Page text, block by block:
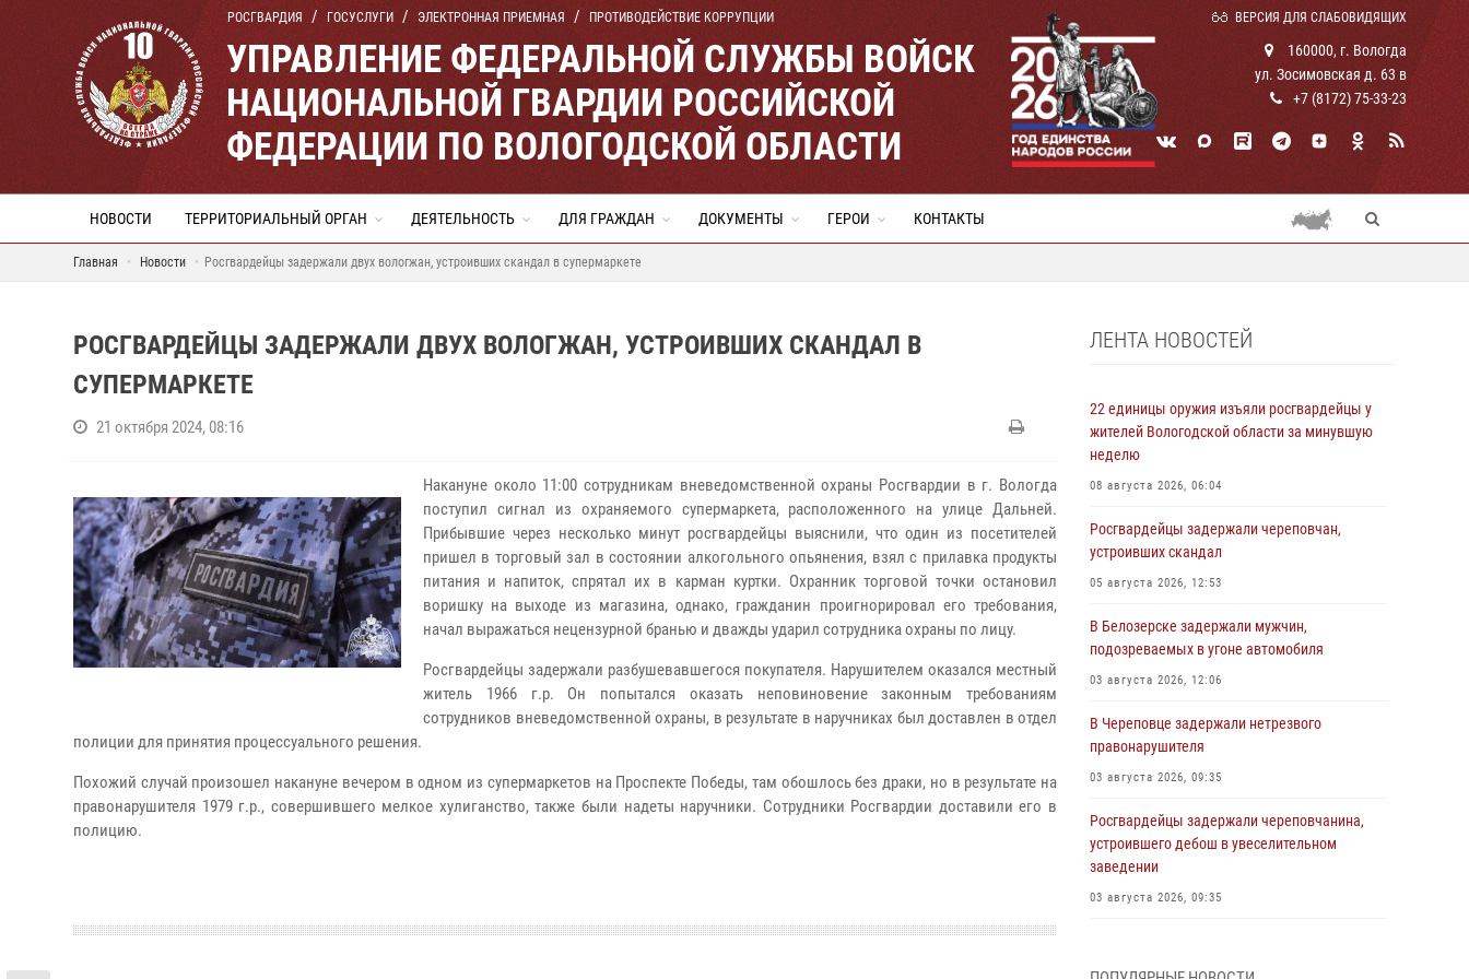
РОСГВАРДИЯ ГОСУСЛУГИ ЭЛЕКТРОННАЯ ПРИЕМНАЯ ПРОТИВОДЕЙСТВИЕ КОРРУПЦИИ ВЕРСИЯ ДЛЯ СЛАБОВИДЯЩИХ
УПРАВЛЕНИЕ ФЕДЕРАЛЬНОЙ СЛУЖБЫ ВОЙСК
НАЦИОНАЛЬНОЙ ГВАРДИИ РОССИЙСКОЙ
ФЕДЕРАЦИИ ПО ВОЛОГОДСКОЙ ОБЛАСТИ
160000, г. Вологда
ул. Зосимовская д. 63 в
+7 (8172) 75-33-23
НОВОСТИ ТЕРРИТОРИАЛЬНЫЙ ОРГАН ДЕЯТЕЛЬНОСТЬ ДЛЯ ГРАЖДАН ДОКУМЕНТЫ ГЕРОИ КОНТАКТЫ
Главная Новости Росгвардейцы задержали двух вологжан, устроивших скандал в супермаркете
РОСГВАРДЕЙЦЫ ЗАДЕРЖАЛИ ДВУХ ВОЛОГЖАН, УСТРОИВШИХ СКАНДАЛ В
СУПЕРМАРКЕТЕ
21 октября 2024, 08:16
Накануне около 11:00 сотрудникам вневедомственной охраны Росгвардии в г. Вологда
поступил сигнал из охраняемого супермаркета, расположенного на улице Дальней.
Прибывшие через несколько минут росгвардейцы выяснили, что один из посетителей
пришел в торговый зал в состоянии алкогольного опьянения, взял с прилавка продукты
питания и напиток, спрятал их в карман куртки. Охранник торговой точки остановил
воришку на выходе из магазина, однако, гражданин проигнорировал его требования,
начал выражаться нецензурной бранью и дважды ударил сотрудника охраны по лицу.
Росгвардейцы задержали разбушевавшегося покупателя. Нарушителем оказался местный
житель 1966 г.р. Он попытался оказать неповиновение законным требованиям
сотрудников вневедомственной охраны, в результате в наручниках был доставлен в отдел
полиции для принятия процессуального решения.
Похожий случай произошел накануне вечером в одном из супермаркетов на Проспекте Победы, там обошлось без драки, но в результате на
правонарушителя 1979 г.р., совершившего мелкое хулиганство, также были надеты наручники. Сотрудники Росгвардии доставили его в
полицию.
ЛЕНТА НОВОСТЕЙ
22 единицы оружия изъяли росгвардейцы у
жителей Вологодской области за минувшую
неделю
08 августа 2026, 06:04
Росгвардейцы задержали череповчан,
устроивших скандал
05 августа 2026, 12:53
В Белозерске задержали мужчин,
подозреваемых в угоне автомобиля
03 августа 2026, 12:06
В Череповце задержали нетрезвого
правонарушителя
03 августа 2026, 09:35
Росгвардейцы задержали череповчанина,
устроившего дебош в увеселительном
заведении
03 августа 2026, 09:35